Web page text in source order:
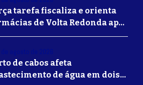
tarefa fiscaliza e orienta
de Volta Redonda após
de falsificação de
de cabos afeta
de água em dois